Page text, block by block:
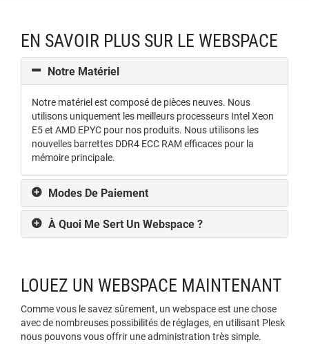
EN SAVOIR PLUS SUR LE WEBSPACE
Notre Matériel
Notre matériel est composé de pièces neuves. Nous
utilisons uniquement les meilleurs processeurs Intel Xeon
E5 et AMD EPYC pour nos produits. Nous utilisons les
nouvelles barrettes DDR4 ECC RAM efficaces pour la
mémoire principale.
Modes De Paiement
À Quoi Me Sert Un Webspace ?
LOUEZ UN WEBSPACE MAINTENANT
Comme vous le savez sûrement, un webspace est une chose
avec de nombreuses possibilités de réglages, en utilisant Plesk
nous pouvons vous offrir une administration très simple.